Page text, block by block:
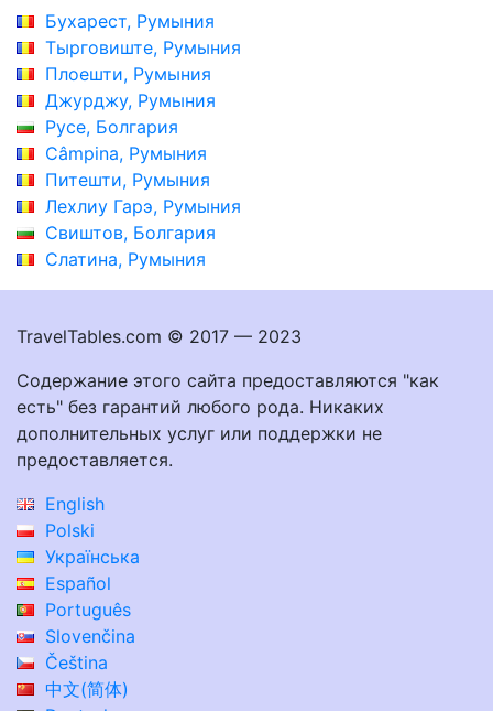
Бухарест, Румыния
Тырговиште, Румыния
Плоешти, Румыния
Джурджу, Румыния
Русе, Болгария
Câmpina, Румыния
Питешти, Румыния
Лехлиу Гарэ, Румыния
Свиштов, Болгария
Слатина, Румыния
TravelTables.com © 2017 — 2023
Содержание этого сайта предоставляются "как
есть" без гарантий любого рода. Никаких
дополнительных услуг или поддержки не
предоставляется.
English
Polski
Українська
Español
Português
Slovenčina
Čeština
中文(简体)